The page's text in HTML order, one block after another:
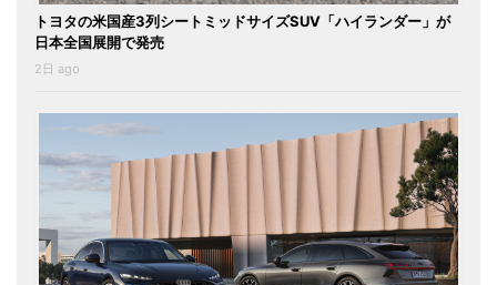
トヨタの米国産3列シートミッドサイズSUV「ハイランダー」が
日本全国展開で発売
2日 ago